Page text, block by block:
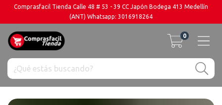
Comprasfacil Tienda Calle 48 # 53 - 39 CC Japón Bodega 413 Medellín
(ANT) Whatsapp: 3016918264
0